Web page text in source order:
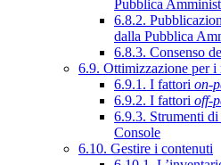
Pubblica
6.8.2.
dalla Pubblica
6.8.3. Consenso
6.9. Ottimizzazione per
6.9.1. I fattori on-
6.9.2. I fattori off-
6.9.3. Strumenti
Console
6.10. Gestire i contenuti